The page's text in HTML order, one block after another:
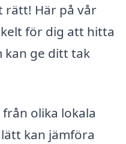
rätt! Här på vår
för dig att hitta
kan ge ditt tak
olika lokala
kan jämföra